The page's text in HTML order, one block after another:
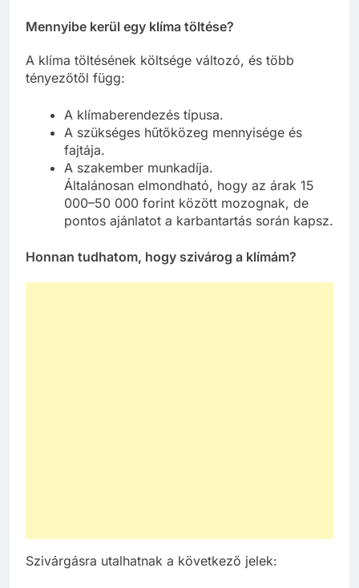
Mennyibe kerül egy klíma töltése?
A klíma töltésének költsége változó, és több
tényezőtől függ:
A klímaberendezés típusa.
A szükséges hűtőközeg mennyisége és
fajtája.
A szakember munkadíja.
Általánosan elmondható, hogy az árak 15
000–50 000 forint között mozognak, de
pontos ajánlatot a karbantartás során kapsz.
Honnan tudhatom, hogy szivárog a klímám?
Szivárgásra utalhatnak a következő jelek: